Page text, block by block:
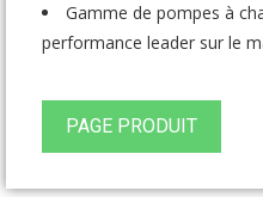
Gamme de pompes à
performance leader sur le
PAGE PRODUIT